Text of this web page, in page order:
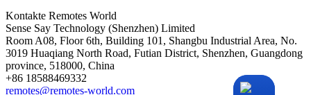
Kontakte Remotes World
Sense Say Technology (Shenzhen) Limited
Room A08, Floor 6th, Building 101, Shangbu Industrial Area, No.
3019 Huaqiang North Road, Futian District, Shenzhen, Guangdong
province, 518000, China
+86 18588469332
remotes@remotes-world.com